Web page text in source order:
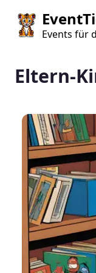
Events für
Eltern-